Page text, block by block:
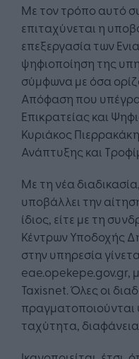
Με τον τρόπο αυτό
επιταχύνεται η
επεξεργασία των
ψηφιοποίηση της
σύμφωνα με όσα
Απόφαση που
Επικρατείας και
Κυριάκος
Ανάπτυξης και
Με τη νέα
υποβάλλει την
ίδιος, είτε με τη
Κέντρων Υποδοχής
στην υπηρεσία
eae.opekepe.gov.gr,
Taxisnet. Όλες οι
πραγματοποιούνται
ταχύτητα,